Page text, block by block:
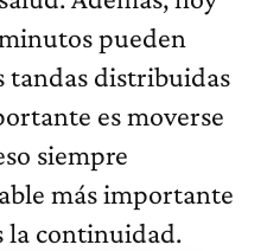
pueden
tandas distribuidas
es moverse
siempre
más importante
la continuidad.